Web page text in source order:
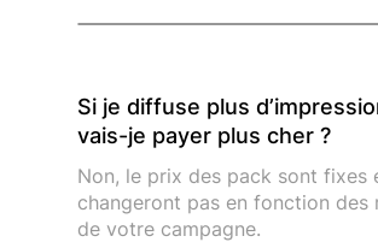
Si je diffuse plus
vais-je payer plus cher ?
Non, le prix des pack sont fixes
changeront pas en fonction des
de votre campagne.